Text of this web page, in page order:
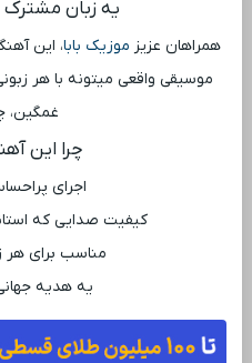
یه زبان
همراهان عزیز موزیک بابا، این
موسیقی واقعی میتونه با هر
غمگین،
چرا این
اجرای
کیفیت صدایی که
مناسب برای هر
یه هدیه